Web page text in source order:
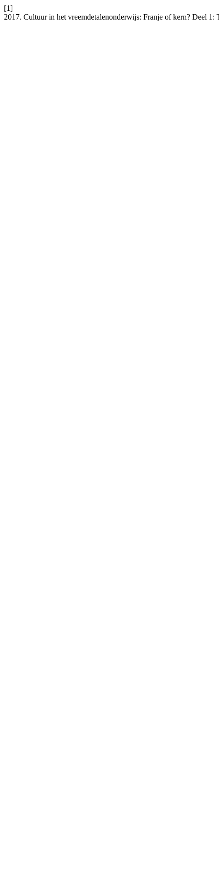
[1]
2017. Cultuur in het vreemdetalenonderwijs: Franje of kern? Deel